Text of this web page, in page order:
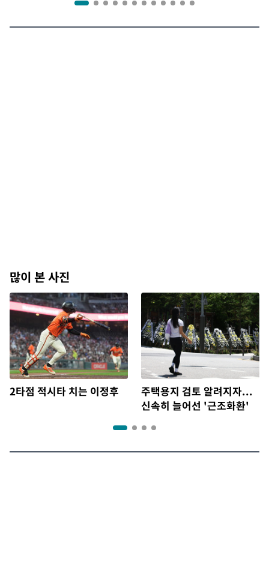
많이 본 사진
2타점 적시타 치는 이정후
주택용지 검토 알려지자...
신속히 늘어선 '근조화환'